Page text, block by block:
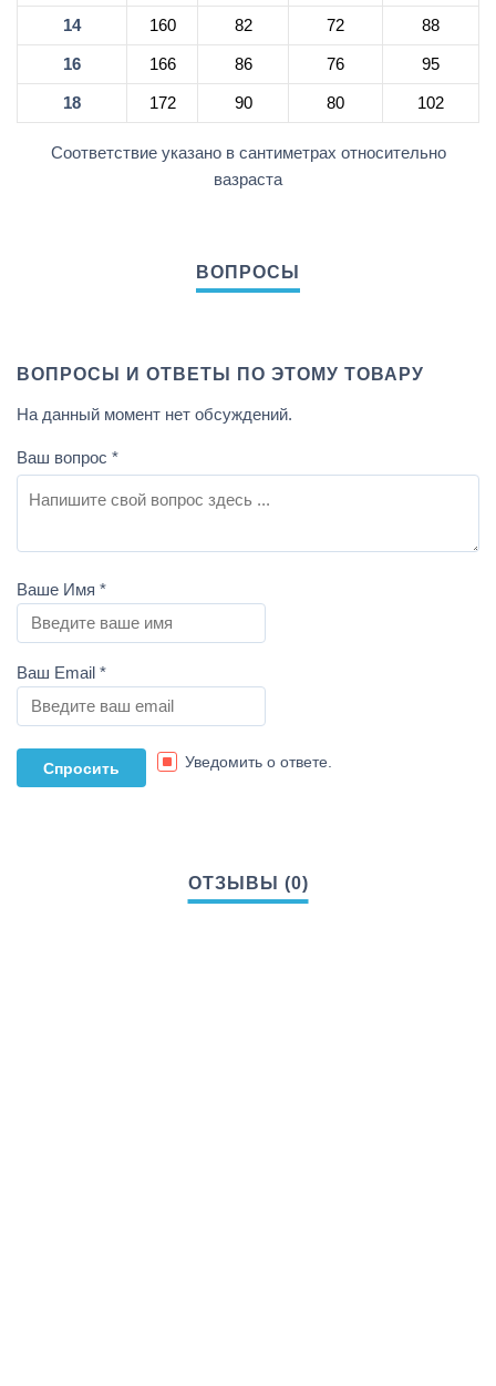
14 160 82 72 88
16 166 86 76 95
18 172 90 80 102
Соответствие указано в сантиметрах относительно
вазраста
ВОПРОСЫ И ОТВЕТЫ ПО ЭТОМУ ТОВАРУ
На данный момент нет обсуждений.
Ваш вопрос *
Ваше Имя *
Ваш Email *
Уведомить о ответе.